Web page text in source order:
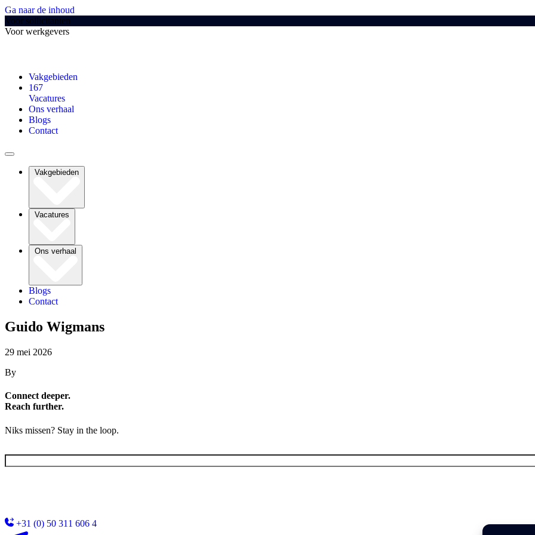
Ga naar de inhoud
Voor sollicitanten
Voor werkgevers
Vakgebieden
167
Vacatures
Ons verhaal
Blogs
Contact
Vakgebieden
Vacatures
Ons verhaal
Blogs
Contact
Guido Wigmans
29 mei 2026
By
Connect deeper.
Reach further.
Niks missen? Stay in the loop.
E-
mailadres(Vereist)
+31 (0) 50 311 606 4